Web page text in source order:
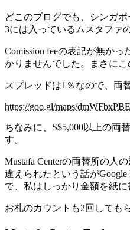
どこのブログでも、シンガ
3には入っているムスタファ
Comission feeの表記が無かっ
かりませんでした。まさにこ
スプレッドは1％なので、両
https://goo.gl/maps/
ちなみに、S$5,000以上の両
す。
Mustafa Centerの両替所の人
違えられたという話が
で、私はしっかり金額を紙に
お札のカウントも2回しても